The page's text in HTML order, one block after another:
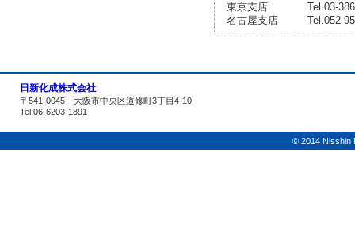
東京支店
Tel.03-
名古屋支店
Tel.052-
日新化成株式会社
〒541-0045 大阪市中央区道修町3丁目4-10
Tel.06-6203-1891
© 2014 Nisshin